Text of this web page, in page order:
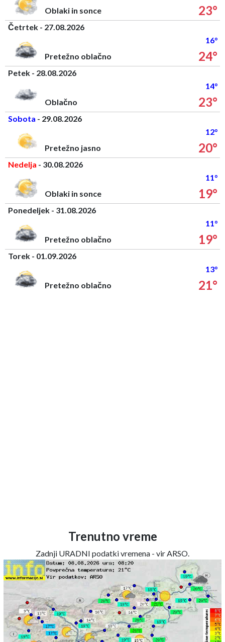
Oblaki in sonce
23°
Četrtek - 27.08.2026
16°
Pretežno oblačno
24°
Petek - 28.08.2026
14°
Oblačno
23°
Sobota - 29.08.2026
12°
Pretežno jasno
20°
Nedelja - 30.08.2026
11°
Oblaki in sonce
19°
Ponedeljek - 31.08.2026
11°
Pretežno oblačno
19°
Torek - 01.09.2026
13°
Pretežno oblačno
21°
Trenutno vreme
Zadnji URADNI podatki vremena - vir ARSO.